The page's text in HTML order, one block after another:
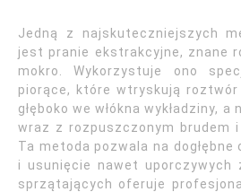
Jedną z najskuteczniejszych
jest pranie ekstrakcyjne, znane
mokro. Wykorzystuje ono
piorące, które wtryskują
głęboko we włókna wykładziny,
wraz z rozpuszczonym brudem i
Ta metoda pozwala na
i usunięcie nawet uporczywych
sprzątających oferuje